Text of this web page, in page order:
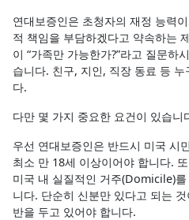
연대보증인은 초청자의 재정 능력
적 책임을 부담하겠다고 약속하는
이 “가족만 가능한가?”라고 질문하
습니다. 친구, 지인, 직장 동료 등
다.
다만 몇 가지 중요한 요건이 있습니
우선 연대보증인은 반드시 미국 시
최소 만 18세 이상이어야 합니다.
미국 내 실질적인 거주(Domicile)
니다. 단순히 신분만 있다고 되는
반을 두고 있어야 합니다.